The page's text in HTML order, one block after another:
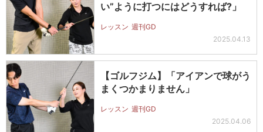
い”ように打つにはどうすれば?」
レッスン 週刊GD
2025.04.13
【ゴルフジム】「アイアンで球がう
まくつかまりません」
レッスン 週刊GD
2025.04.06